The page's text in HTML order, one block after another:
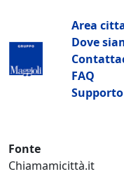
Area
Dove
FAQ
Fonte
Chiamamicittà.it